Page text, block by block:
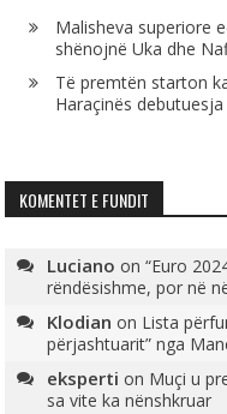
Malisheva superiore
shënojnë Uka dhe
Të premtën starton
Haraçinës
KOMENTET E FUNDIT
Luciano on“Euro
rëndësishme, por në
Klodian on Lista
përjashtuarit” nga
eksperti on Muçi u
sa vite ka nënshkruar